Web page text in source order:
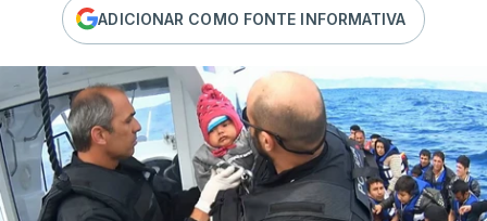
ADICIONAR COMO FONTE INFORMATIVA